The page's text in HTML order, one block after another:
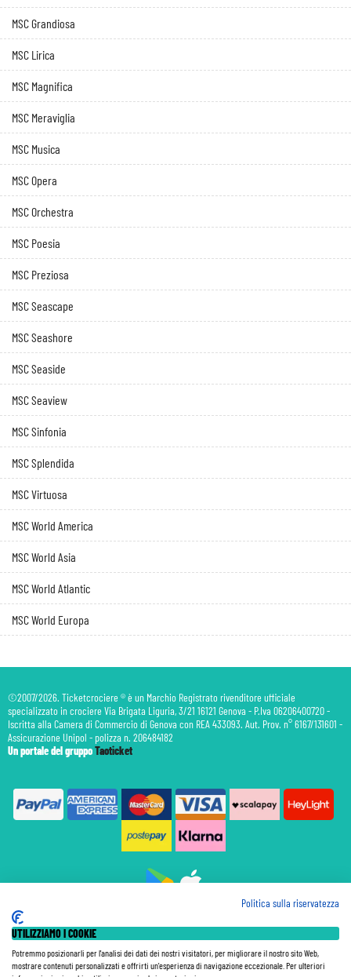
MSC Grandiosa
MSC Lirica
MSC Magnifica
MSC Meraviglia
MSC Musica
MSC Opera
MSC Orchestra
MSC Poesia
MSC Preziosa
MSC Seascape
MSC Seashore
MSC Seaside
MSC Seaview
MSC Sinfonia
MSC Splendida
MSC Virtuosa
MSC World America
MSC World Asia
MSC World Atlantic
MSC World Europa
©2007/2026. Ticketcrociere ® è un Marchio Registrato rivenditore ufficiale
specializzato in crociere Via Brigata Liguria, 3/21 16121 Genova - P.Iva 06206400720 -
Iscritta alla Camera di Commercio di Genova con REA 433093. Aut. Prov. n° 6167/131601 -
Assicurazione Unipol - polizza n. 206484182
Un portale del gruppoTaoticket
Assicurazione
Politica sulla riservatezza
UTILIZZIAMO I COOKIE
Potremmo posizionarli per l'analisi dei dati dei nostri visitatori, per migliorare il nostro sito Web,
mostrare contenuti personalizzati e offrirti un'esperienza di navigazione eccezionale. Per ulteriori